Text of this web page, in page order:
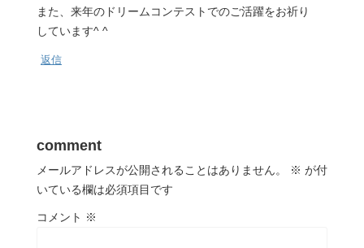
また、来年のドリームコンテストでのご活躍をお祈り
しています^ ^
返信
comment
メールアドレスが公開されることはありません。 ※ が付
いている欄は必須項目です
コメント ※